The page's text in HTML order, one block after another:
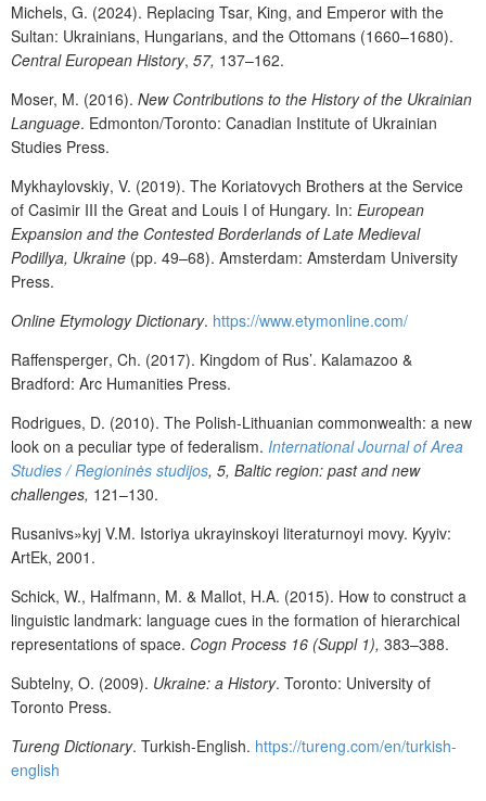
Michels, G. (2024). Replacing Tsar, King, and Emperor with the
Sultan: Ukrainians, Hungarians, and the Ottomans (1660–1680).
Central European History, 57, 137–162.
Moser, M. (2016). New Contributions to the History of the Ukrainian
Language. Edmonton/Toronto: Canadian Institute of Ukrainian
Studies Press.
Mykhaylovskiy, V. (2019). The Koriatovych Brothers at the Service
of Casimir III the Great and Louis I of Hungary. In: European
Expansion and the Contested Borderlands of Late Medieval
Podillya, Ukraine (pp. 49–68). Amsterdam: Amsterdam University
Press.
Online Etymology Dictionary. https://www.etymonline.com/
Raffensperger, Ch. (2017). Kingdom of Rus’. Kalamazoo &
Bradford: Arc Humanities Press.
Rodrigues, D. (2010). The Polish-Lithuanian commonwealth: a new
look on a peculiar type of federalism. International Journal of Area
Studies / Regioninės studijos, 5, Baltic region: past and new
challenges, 121–130.
Rusanivs»kyj V.M. Istoriya ukrayinskoyi literaturnoyi movy. Kyyiv:
ArtEk, 2001.
Schick, W., Halfmann, M. & Mallot, H.A. (2015). How to construct a
linguistic landmark: language cues in the formation of hierarchical
representations of space. Cogn Process 16 (Suppl 1), 383–388.
Subtelny, O. (2009). Ukraine: a History. Toronto: University of
Toronto Press.
Tureng Dictionary. Turkish-English. https://tureng.com/en/turkish-
english